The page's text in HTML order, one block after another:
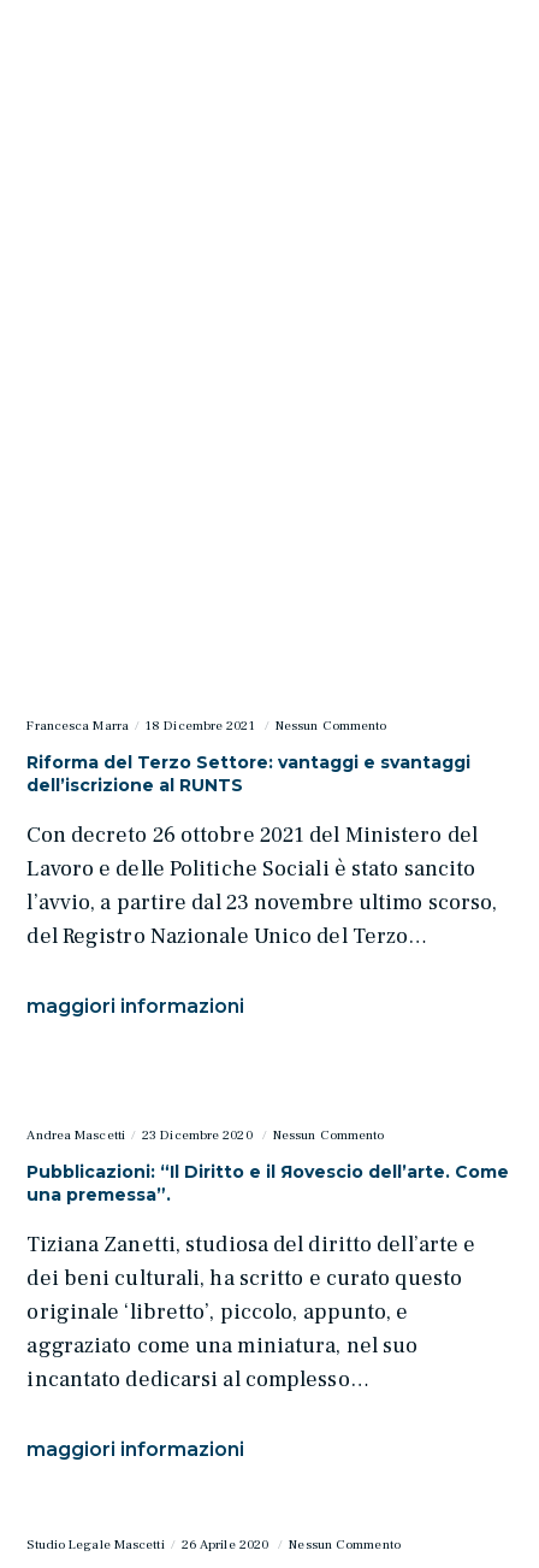
Francesca Marra 18 Dicembre 2021 Nessun Commento
Riforma del Terzo Settore: vantaggi e svantaggi
dell’iscrizione al RUNTS
Con decreto 26 ottobre 2021 del Ministero del
Lavoro e delle Politiche Sociali è stato sancito
l’avvio, a partire dal 23 novembre ultimo scorso,
del Registro Nazionale Unico del Terzo…
maggiori informazioni
Andrea Mascetti 23 Dicembre 2020 Nessun Commento
Pubblicazioni: “Il Diritto e il Яovescio dell’arte. Come
una premessa”.
Tiziana Zanetti, studiosa del diritto dell’arte e
dei beni culturali, ha scritto e curato questo
originale ‘libretto’, piccolo, appunto, e
aggraziato come una miniatura, nel suo
incantato dedicarsi al complesso…
maggiori informazioni
Studio Legale Mascetti 26 Aprile 2020 Nessun Commento